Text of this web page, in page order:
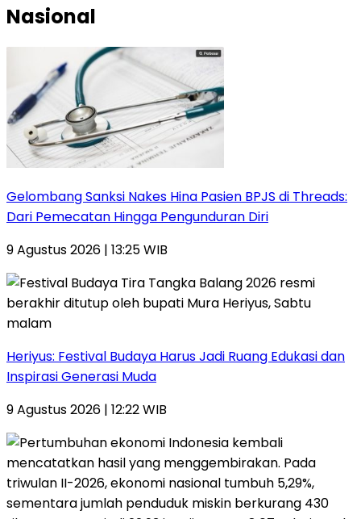
Nasional
Gelombang Sanksi Nakes Hina Pasien BPJS di Threads:
Dari Pemecatan Hingga Pengunduran Diri
9 Agustus 2026 | 13:25 WIB
Heriyus: Festival Budaya Harus Jadi Ruang Edukasi dan
Inspirasi Generasi Muda
9 Agustus 2026 | 12:22 WIB